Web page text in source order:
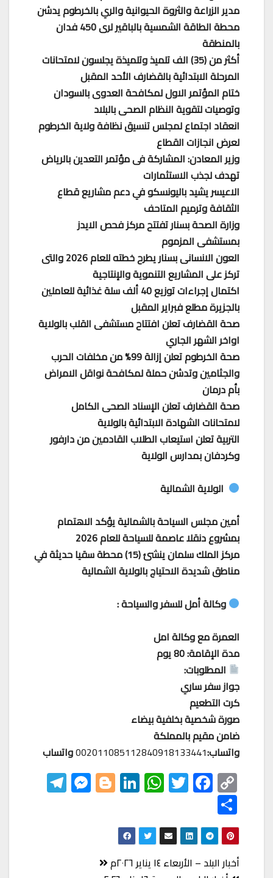
مدير الزراعة والثروة الحيوانية والري بالخرطوم يدشن
محطة الطاقة الشمسية بالباقير لرى 450 فدان
بالمنطقة
أكثر من (35) الف تلميذ وتلميذة يجلسون لامتحانات
المرحلة الابتدائية بالقضارف الأحد المقبل
ختام المؤتمر الاول لمكافحة العدوى بالسودان
وتوصيات لتقوية النظام الصحى بالبلاد
انعقاد اجتماع لمجلس تنسيق نظافة ولاية الخرطوم
لعرض انجازات القطاع
وزير المعادن: المشاركة فى مؤتمر التعدين بالرياض
تهدف لجذب الاستثمارات
الاعيسر يشيد باليونسكو في دعم مشاريع قطاع
الثقافة وترميم المتاحف
وزارة الصحة بسنار تفتتح مركز فحص الايدز
بمستشفى المزموم
العون الانسانى بسنار يطرح خطته للعام 2026 والتى
تركز على المشاريع التنموية والإنتاجية
اكتمال إجراءات توزيع 40 ألف سلة غذائية للعاملين
بالجزيرة مطلع فبراير المقبل
صحة القضارف تعلن افتتاح مستشفى القلب بالولاية
اواخر الشهر الجاري
صحة الخرطوم تعلن إزالة 99% من مخلفات الحرب
والجثامين وتدشن حملة لمكافحة نواقل الامراض
بأم درمان
صحة القضارف تعلن الإسناد الصحى الكامل
لامتحانات الشهادة الابتدائية بالولاية
التربية تعلن استيعاب الطلاب القادمين من دارفور
وكردفان بمدارس الولاية
الولاية الشمالية
أمين مجلس السياحة بالشمالية يؤكد الاهتمام
بمشروع دنقلا عاصمة للسياحة للعام 2026
مركز الملك سلمان ينشئ (15) محطة سقيا حديثة في
مناطق شديدة الاحتياج بالولاية الشمالية
وكالة أمل للسفر والسياحة :
العمرة مع وكالة امل
مدة الإقامة: 80 يوم
المطلوبات:
جواز سفر ساري
كرت التطعيم
صورة شخصية بخلفية بيضاء
ضامن مقيم بالمملكة
واتساب:002011085112840918133441واتساب
C
o
p
y
Li
F
ac
eb
o
o
T
wi
tt
er
W
h
at
s
A
Li
nk
ed
In
Bl
o
M
es S
h
ar
e
تصفّح
أخبار البلد – الأربعاء ١٤ يناير ٢٠٢٦م